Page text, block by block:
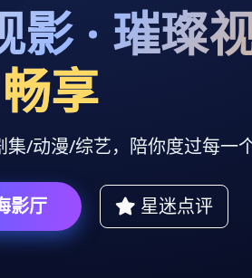
· 璀璨
畅享
集/动漫/综艺，陪你度过每一
影厅 星迷点评